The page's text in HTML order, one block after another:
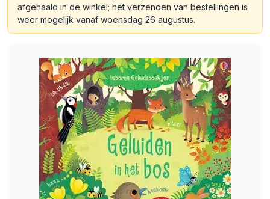
afgehaald in de winkel; het verzenden van bestellingen is
weer mogelijk vanaf woensdag 26 augustus.